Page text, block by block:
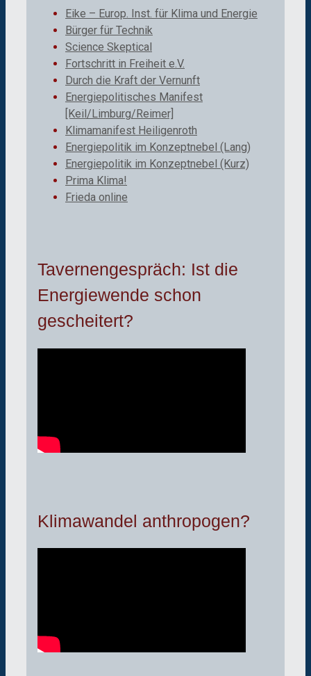
Eike – Europ. Inst. für Klima und Energie
Bürger für Technik
Science Skeptical
Fortschritt in Freiheit e.V.
Durch die Kraft der Vernunft
Energiepolitisches Manifest
[Keil/Limburg/Reimer]
Klimamanifest Heiligenroth
Energiepolitik im Konzeptnebel (Lang)
Energiepolitik im Konzeptnebel (Kurz)
Prima Klima!
Frieda online
Tavernengespräch: Ist die
Energiewende schon
gescheitert?
Klimawandel anthropogen?